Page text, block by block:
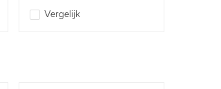
Vergelijk